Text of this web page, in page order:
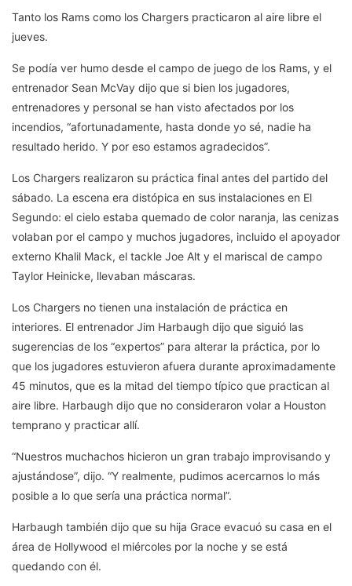
Tanto los Rams como los Chargers practicaron al aire libre el
jueves.
Se podía ver humo desde el campo de juego de los Rams, y el
entrenador Sean McVay dijo que si bien los jugadores,
entrenadores y personal se han visto afectados por los
incendios, “afortunadamente, hasta donde yo sé, nadie ha
resultado herido. Y por eso estamos agradecidos”.
Los Chargers realizaron su práctica final antes del partido del
sábado. La escena era distópica en sus instalaciones en El
Segundo: el cielo estaba quemado de color naranja, las cenizas
volaban por el campo y muchos jugadores, incluido el apoyador
externo Khalil Mack, el tackle Joe Alt y el mariscal de campo
Taylor Heinicke, llevaban máscaras.
Los Chargers no tienen una instalación de práctica en
interiores. El entrenador Jim Harbaugh dijo que siguió las
sugerencias de los “expertos” para alterar la práctica, por lo
que los jugadores estuvieron afuera durante aproximadamente
45 minutos, que es la mitad del tiempo típico que practican al
aire libre. Harbaugh dijo que no consideraron volar a Houston
temprano y practicar allí.
“Nuestros muchachos hicieron un gran trabajo improvisando y
ajustándose”, dijo. “Y realmente, pudimos acercarnos lo más
posible a lo que sería una práctica normal”.
Harbaugh también dijo que su hija Grace evacuó su casa en el
área de Hollywood el miércoles por la noche y se está
quedando con él.